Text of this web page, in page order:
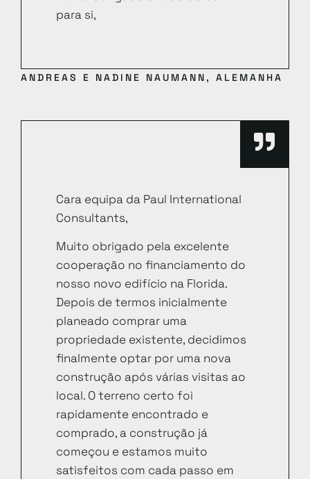
para si,
ANDREAS E NADINE NAUMANN, ALEMANHA
Cara equipa da Paul International
Consultants,
Muito obrigado pela excelente
cooperação no financiamento do
nosso novo edifício na Florida.
Depois de termos inicialmente
planeado comprar uma
propriedade existente, decidimos
finalmente optar por uma nova
construção após várias visitas ao
local. O terreno certo foi
rapidamente encontrado e
comprado, a construção já
começou e estamos muito
satisfeitos com cada passo em